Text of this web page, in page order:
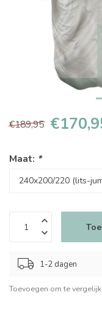
€189,95
Maat: *
1-2 dagen
Toevoegen om te